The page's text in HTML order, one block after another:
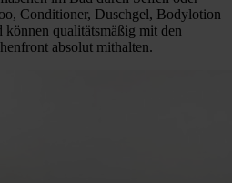
Conditioner, Duschgel, Bodylotion
können qualitätsmäßig mit den
absolut mithalten.